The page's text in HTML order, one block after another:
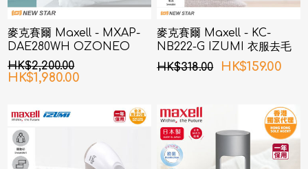
麥克賽爾 Maxell - MXAP-
DAE280WH OZONEO
AERO+ 除菌消臭機 白色
HK$2,200.00
HK$1,980.00
麥克賽爾 Maxell - KC-
NB222-G IZUMI 衣服去毛
球機 綠色
HK$318.00 HK$159.00